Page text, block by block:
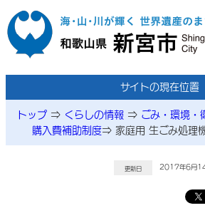
本文へ移動
サイトの現在位置
トップ⇒ くらしの情報⇒ ごみ・環境・
購入費補助制度⇒ 家庭用 生ごみ処理
更新日 2017年6月